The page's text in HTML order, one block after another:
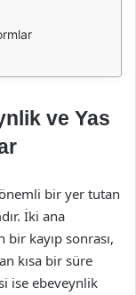
ve Yas
bir yer tutan
İki ana
kayıp sonrası,
kısa bir süre
ise ebeveynlik